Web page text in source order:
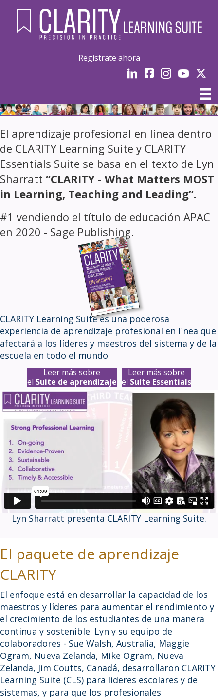
Regístrate ahora
LinkedInFacebookInstagramYoutubeGorjeo
El aprendizaje profesional en línea dentro
de CLARITY Learning Suite y CLARITY
Essentials Suite se basa en el texto de Lyn
Sharratt “CLARITY - What Matters MOST
in Learning, Teaching and Leading”.
#1 vendiendo el título de educación APAC
en 2020 - Sage Publishing.
CLARITY Learning Suite es una poderosa
experiencia de aprendizaje profesional en línea que
afectará a los líderes y maestros del sistema y de la
escuela en todo el mundo.
Leer más sobre
el Suite de aprendizaje
Leer más sobre
el Suite Essentials
Lyn Sharratt presenta CLARITY Learning Suite.
El paquete de aprendizaje
CLARITY
El enfoque está en desarrollar la capacidad de los
maestros y líderes para aumentar el rendimiento y
el crecimiento de los estudiantes de una manera
continua y sostenible. Lyn y su equipo de
colaboradores - Sue Walsh, Australia, Maggie
Ogram, Nueva Zelanda, Mike Ogram, Nueva
Zelanda, Jim Coutts, Canadá, desarrollaron CLARITY
Learning Suite (CLS) para líderes escolares y de
sistemas, y para que los profesionales